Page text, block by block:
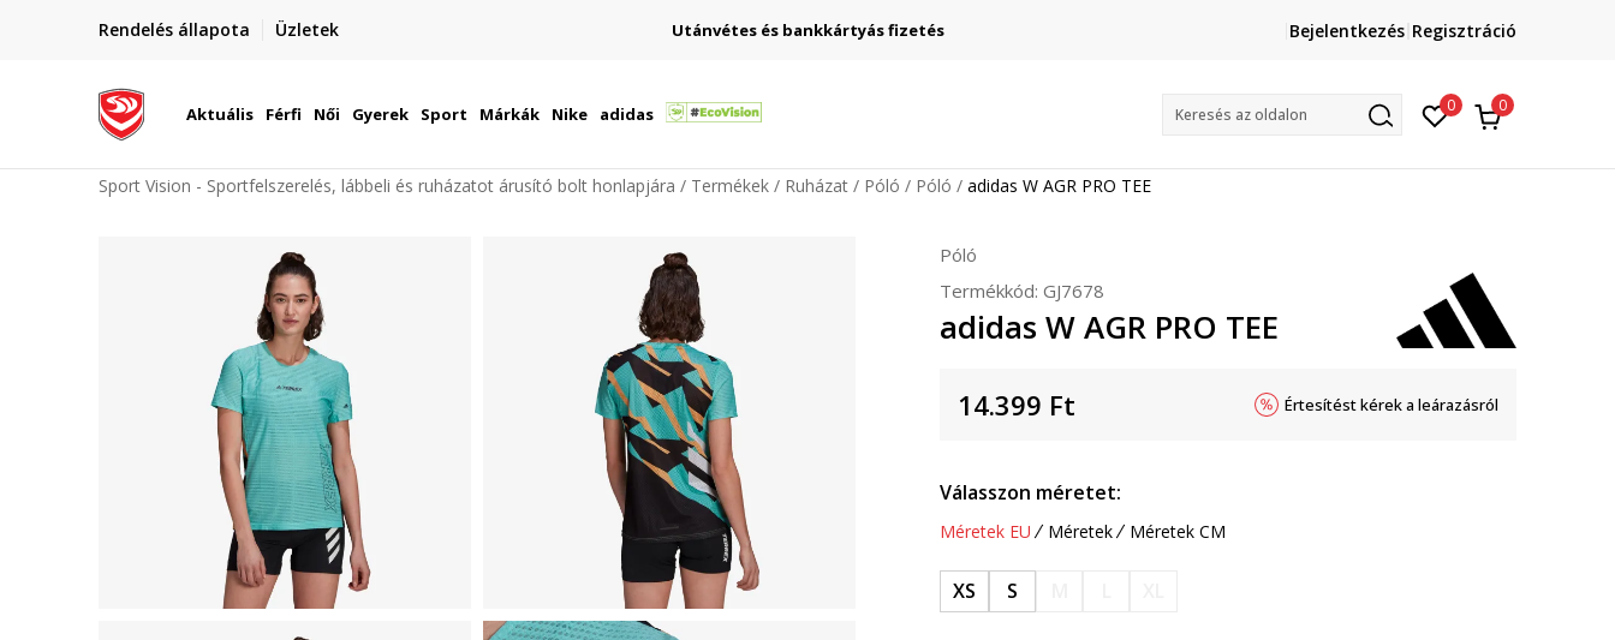
Rendelés állapota Üzletek
Szállítás Magyarország területén Utánvétes és bankkártyás fizetés
Lépj velünk kapcsolatba
online@sport-vision.huBejelentkezés Regisztráció
Aktuális Férfi Női Gyerek Sport Márkák Nike adidas Keresés az oldalon 0 0
Sport Vision - Sportfelszerelés, lábbeli és ruházatot árusító bolt honlapjára Termékek Ruházat Póló Póló adidas W AGR PRO TEE
Póló
Termékkód: GJ7678
adidas W AGR PRO TEE
14.399 Ft Értesítést kérek a leárazásról
Válasszon méretet:
Méretek EU Méretek Méretek CM
XS S